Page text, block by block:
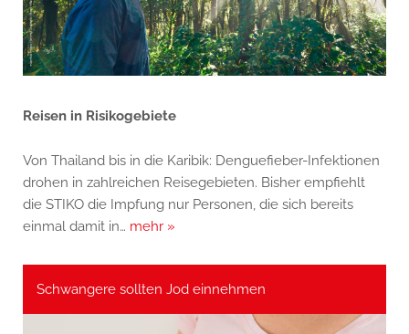
Reisen in Risikogebiete
Von Thailand bis in die Karibik: Denguefieber-Infektionen
drohen in zahlreichen Reisegebieten. Bisher empfiehlt
die STIKO die Impfung nur Personen, die sich bereits
einmal damit in… mehr »
Schwangere sollten Jod einnehmen